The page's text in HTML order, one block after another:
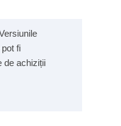
fi
de achiziții